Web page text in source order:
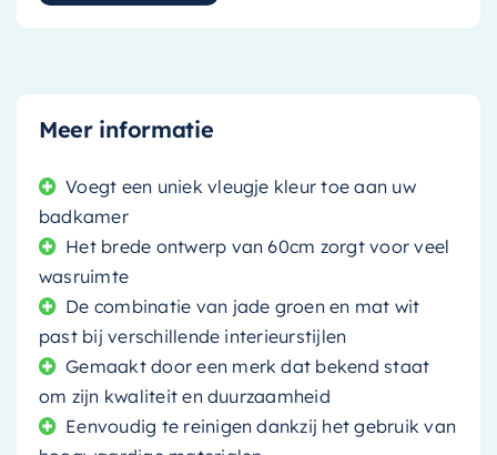
Meer informatie
Voegt een uniek vleugje kleur toe aan uw
badkamer
Het brede ontwerp van 60cm zorgt voor veel
wasruimte
De combinatie van jade groen en mat wit
past bij verschillende interieurstijlen
Gemaakt door een merk dat bekend staat
om zijn kwaliteit en duurzaamheid
Eenvoudig te reinigen dankzij het gebruik van